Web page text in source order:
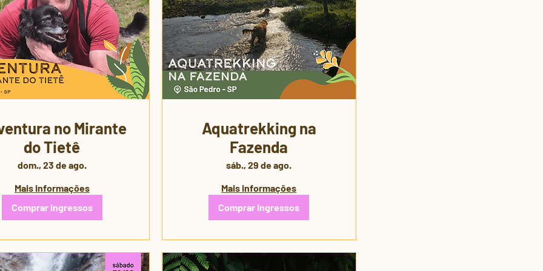
no Mirante
do Tietê
dom., 23 de ago.
Mais informações
Comprar ingressos
Aquatrekking na
Fazenda
sáb., 29 de ago.
Mais informações
Comprar ingressos